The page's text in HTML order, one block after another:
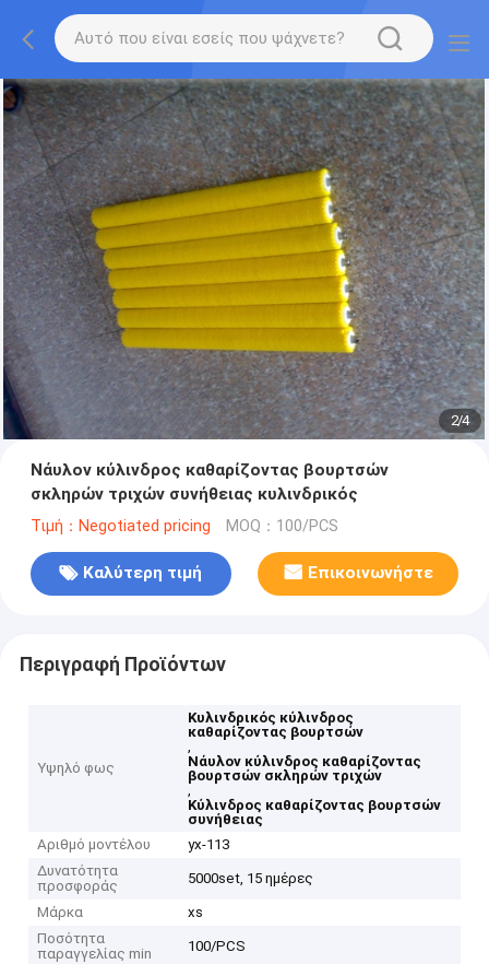
2/4
Νάυλον κύλινδρος καθαρίζοντας βουρτσών
σκληρών τριχών συνήθειας κυλινδρικός
Τιμή：Negotiated pricing MOQ：100/PCS
Καλύτερη τιμή Επικοινωνήστε
Περιγραφή Προϊόντων
Υψηλό φως
Κυλινδρικός κύλινδρος
καθαρίζοντας βουρτσών
,
Νάυλον κύλινδρος καθαρίζοντας
βουρτσών σκληρών τριχών
,
Κύλινδρος καθαρίζοντας βουρτσών
συνήθειας
Αριθμό μοντέλου
yx-113
Δυνατότητα
προσφοράς
5000set, 15 ημέρες
Μάρκα
xs
Ποσότητα
παραγγελίας min
100/PCS